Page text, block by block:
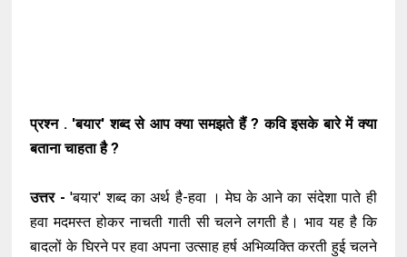
प्रश्न . 'बयार' शब्द से आप क्या समझते हैं ? कवि इसके बारे में क्या
बताना चाहता है ?
उत्तर - 'बयार' शब्द का अर्थ है-हवा । मेघ के आने का संदेशा पाते ही
हवा मदमस्त होकर नाचती गाती सी चलने लगती है। भाव यह है कि
बादलों के घिरने पर हवा अपना उत्साह हर्ष अभिव्यक्ति करती हुई चलने